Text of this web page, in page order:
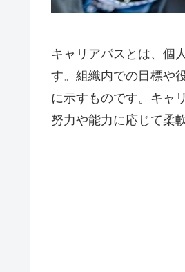
キャリアパスとは、個
す。組織内での目標や
に示すものです。キャ
努力や能力に応じて柔